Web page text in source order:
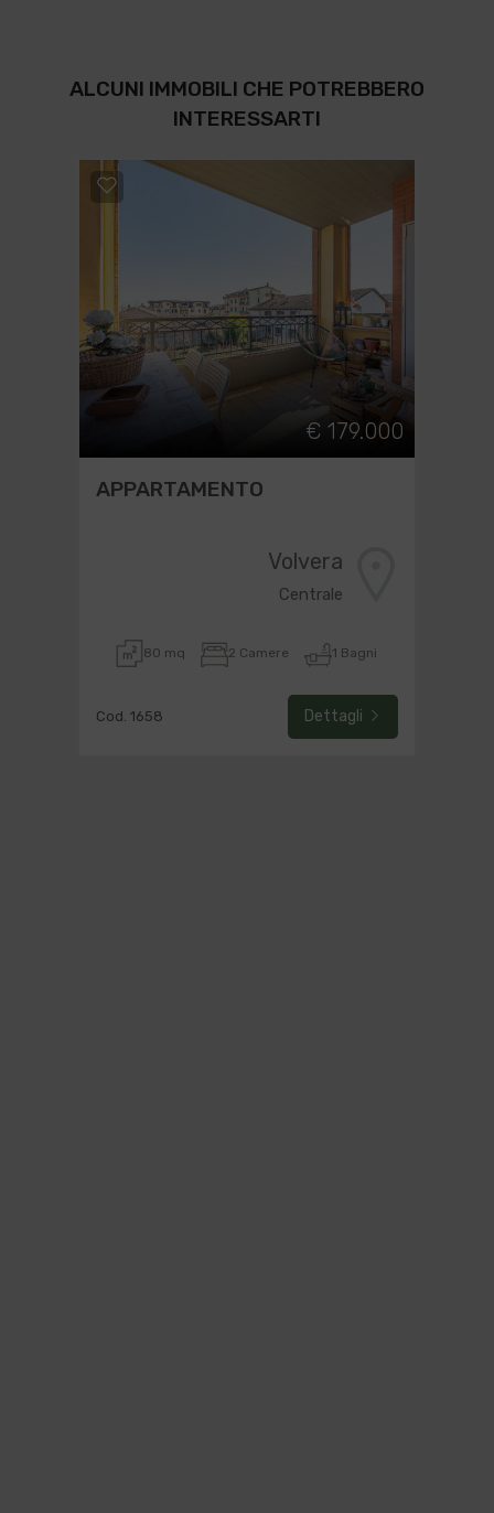
ALCUNI IMMOBILI CHE POTREBBERO
INTERESSARTI
€ 179.000
APPARTAMENTO
Volvera
Centrale
80 mq 2 Camere 1 Bagni
Cod. 1658 Dettagli